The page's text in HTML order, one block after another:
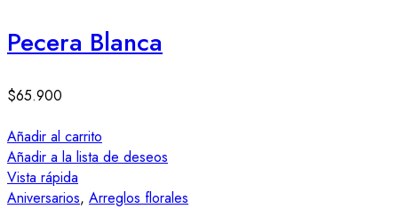
Pecera Blanca
$65.900
Añadir al carrito
Añadir a la lista de deseos
Vista rápida
Aniversarios, Arreglos florales